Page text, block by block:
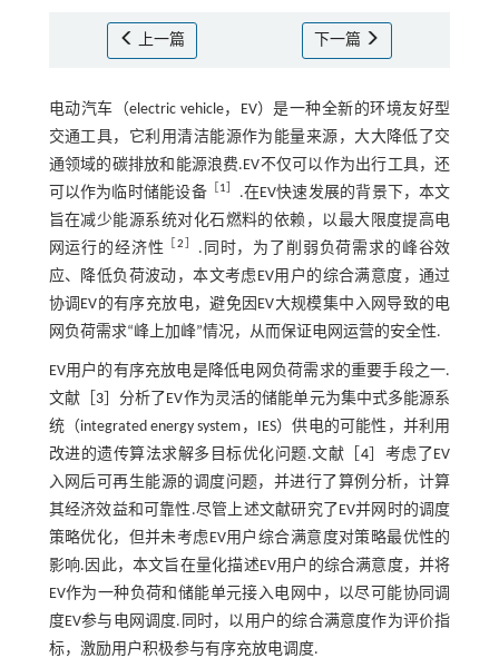
上一篇 下一篇
电动汽车（electric vehicle，EV）是一种全新的环境友好型
交通工具，它利用清洁能源作为能量来源，大大降低了交
通领域的碳排放和能源浪费.EV不仅可以作为出行工具，还
可以作为临时储能设备［ 1
.在EV快速发展的背景下，本文
旨在减少能源系统对化石燃料的依赖，以最大限度提高电
网运行的经济性 ［2
.同时，为了削弱负荷需求的峰谷效
应、降低负荷波动，本文考虑EV用户的综合满意度，通过
协调EV的有序充放电，避免因EV大规模集中入网导致的电
网负荷需求“峰上加峰”情况，从而保证电网运营的安全性.
EV用户的有序充放电是降低电网负荷需求的重要手段之一.
文献［ 3］分析了EV作为灵活的储能单元为集中式多能源系
统（integrated energy system，IES）供电的可能性，并利用
改进的遗传算法求解多目标优化问题.文献［ 4］考虑了EV
入网后可再生能源的调度问题，并进行了算例分析，计算
其经济效益和可靠性.尽管上述文献研究了EV并网时的调度
策略优化，但并未考虑EV用户综合满意度对策略最优性的
影响.因此，本文旨在量化描述EV用户的综合满意度，并将
EV作为一种负荷和储能单元接入电网中，以尽可能协同调
度EV参与电网调度.同时，以用户的综合满意度作为评价指
标，激励用户积极参与有序充放电调度.